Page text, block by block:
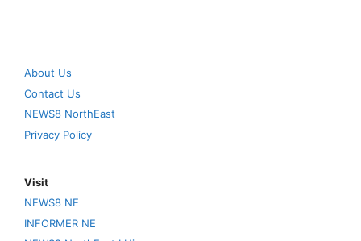
About Us
Contact Us
NEWS8 NorthEast
Privacy Policy
Visit
NEWS8 NE
INFORMER NE